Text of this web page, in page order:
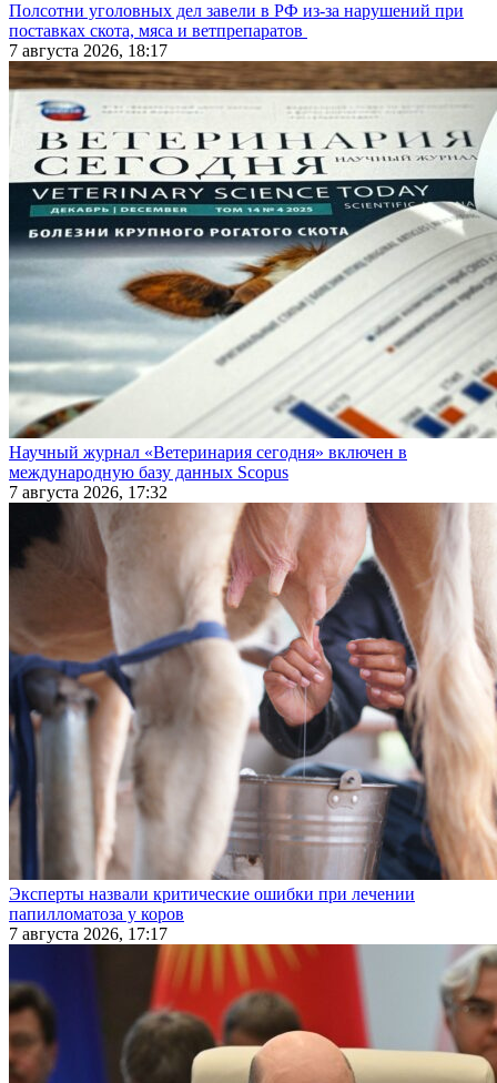
Полсотни уголовных дел завели в РФ из-за нарушений при
поставках скота, мяса и ветпрепаратов
7 августа 2026, 18:17
Научный журнал «Ветеринария сегодня» включен в
международную базу данных Scopus
7 августа 2026, 17:32
Эксперты назвали критические ошибки при лечении
папилломатоза у коров
7 августа 2026, 17:17